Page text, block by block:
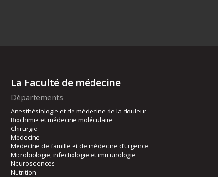
La Faculté de médecine
Départements
Anesthésiologie et de médecine de la douleur
Biochimie et médecine moléculaire
Chirurgie
Médecine
Médecine de famille et de médecine d’urgence
Microbiologie, infectiologie et immunologie
Neurosciences
Nutrition